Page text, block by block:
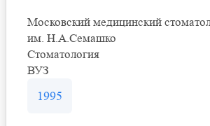
Московский медицинский
им. Н.А.Семашко
Стоматология
ВУЗ
1995